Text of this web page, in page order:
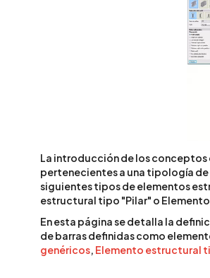
La introducción de los conceptos
pertenecientes a una tipología de
siguientes tipos de elementos
estructural tipo "Pilar" o
En esta página se detalla la
de barras definidas como
genéricos, Elemento estructural